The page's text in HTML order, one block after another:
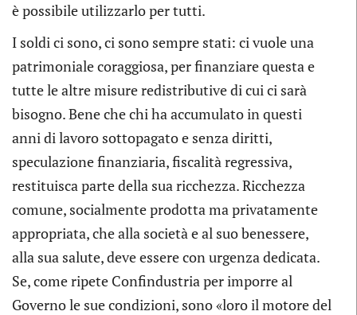
è possibile utilizzarlo per tutti.
I soldi ci sono, ci sono sempre stati: ci vuole una
patrimoniale coraggiosa, per finanziare questa e
tutte le altre misure redistributive di cui ci sarà
bisogno. Bene che chi ha accumulato in questi
anni di lavoro sottopagato e senza diritti,
speculazione finanziaria, fiscalità regressiva,
restituisca parte della sua ricchezza. Ricchezza
comune, socialmente prodotta ma privatamente
appropriata, che alla società e al suo benessere,
alla sua salute, deve essere con urgenza dedicata.
Se, come ripete Confindustria per imporre al
Governo le sue condizioni, sono «loro il motore del